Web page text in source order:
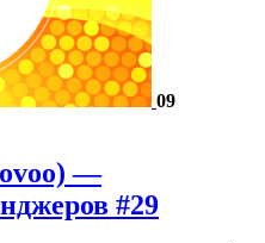
09
—
#29